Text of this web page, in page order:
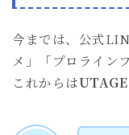
今までは、公式
メ」「プロライン
これからはUTAGE